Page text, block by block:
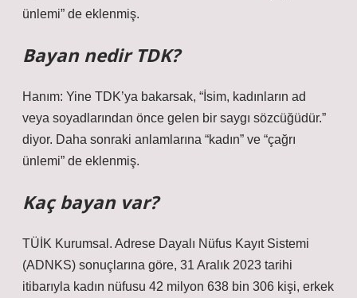
ünlemi” de eklenmiş.
Bayan nedir TDK?
Hanım: Yine TDK’ya bakarsak, “İsim, kadınların ad
veya soyadlarından önce gelen bir saygı sözcüğüdür.”
diyor. Daha sonraki anlamlarına “kadın” ve “çağrı
ünlemi” de eklenmiş.
Kaç bayan var?
TÜİK Kurumsal. Adrese Dayalı Nüfus Kayıt Sistemi
(ADNKS) sonuçlarına göre, 31 Aralık 2023 tarihi
itibarıyla kadın nüfusu 42 milyon 638 bin 306 kişi, erkek